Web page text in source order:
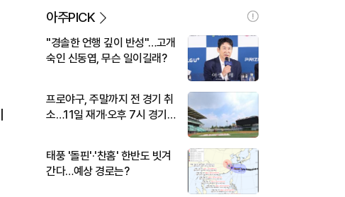
아주PICK
"경솔한 언행 깊이 반성"…고개
숙인 신동엽, 무슨 일이길래?
프로야구, 주말까지 전 경기 취
소…11일 재개·오후 7시 경기
태풍 '돌핀'·'찬홈' 한반도 빗겨
간다…예상 경로는?